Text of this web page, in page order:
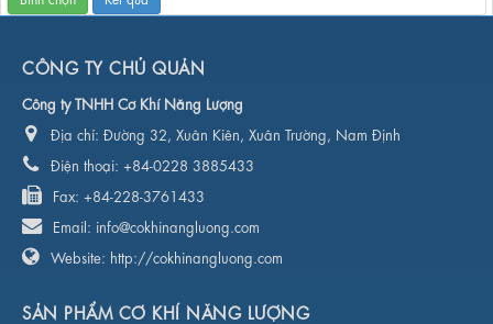
CÔNG TY CHỦ QUẢN
Công ty TNHH Cơ Khí Năng Lượng
Địa chỉ: Đường 32, Xuân Kiên, Xuân Trường, Nam Định
Điện thoại: +84-0228 3885433
Fax: +84-228-3761433
Email: info@cokhinangluong.com
Website: http://cokhinangluong.com
SẢN PHẨM CƠ KHÍ NĂNG LƯỢNG